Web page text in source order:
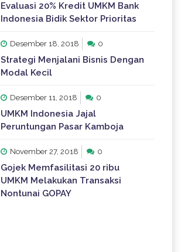
Evaluasi 20% Kredit UMKM Bank
Indonesia Bidik Sektor Prioritas
Desember 18, 2018 0
Strategi Menjalani Bisnis Dengan
Modal Kecil
Desember 11, 2018 0
UMKM Indonesia Jajal
Peruntungan Pasar Kamboja
November 27, 2018 0
Gojek Memfasilitasi 20 ribu
UMKM Melakukan Transaksi
Nontunai GOPAY